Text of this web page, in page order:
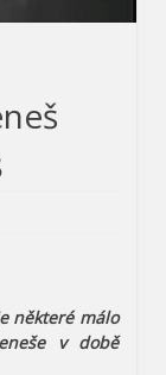
některé málo
v době